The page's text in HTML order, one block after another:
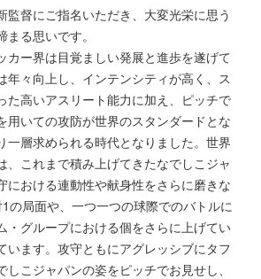
監督にご指名いただき、大変光栄に思う
る思いです。
カー界は目覚ましい発展と進歩を遂げて
年々向上し、インテンシティが高く、ス
た高いアスリート能力に加え、ピッチで
用いての攻防が世界のスタンダードとな
一層求められる時代となりました。世界
、これまで積み上げてきたなでしこジャ
における連動性や献身性をさらに磨きな
の局面や、一つ一つの球際でのバトルに
・グループにおける個をさらに上げてい
います。攻守ともにアグレッシブにタフ
こジャパンの姿をピッチでお見せし、